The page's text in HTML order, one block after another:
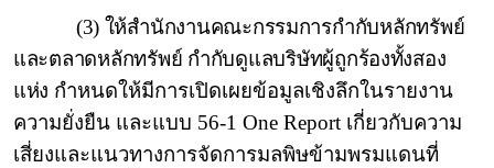
(3) ให้สำนักงานคณะกรรมการกำกับหลักทรัพย์
และตลาดหลักทรัพย์ กำกับดูแลบริษัทผู้ถูกร้องทั้งสอง
แห่ง กำหนดให้มีการเปิดเผยข้อมูลเชิงลึกในรายงาน
ความยั่งยืน และแบบ 56-1 One Report เกี่ยวกับความ
เสี่ยงและแนวทางการจัดการมลพิษข้ามพรมแดนที่